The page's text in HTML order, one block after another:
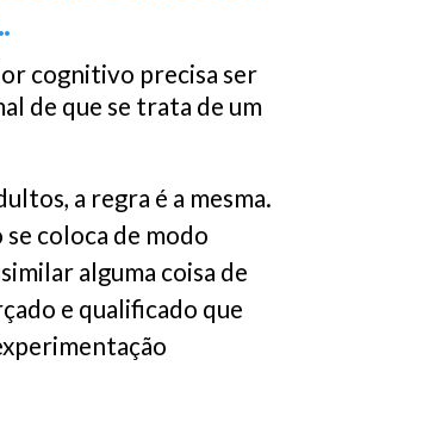
cognitivo precisa ser
de que se trata de um
a regra é a mesma.
coloca de modo
alguma coisa de
e qualificado que